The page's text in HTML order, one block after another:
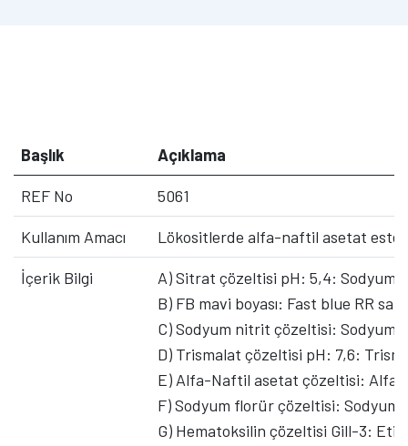
Başlık Açıklama
REF No 5061
Kullanım Amacı Lökositlerde alfa-naftil asetat
İçerik Bilgi
A) Sitrat çözeltisi pH: 5,4: Sodyum
B) FB mavi boyası: Fast blue RR salt
C) Sodyum nitrit çözeltisi: Sodyum
D) Trismalat çözeltisi pH: 7,6:
E) Alfa-Naftil asetat çözeltisi:
F) Sodyum florür çözeltisi: Sodyum
G) Hematoksilin çözeltisi Gill-3: